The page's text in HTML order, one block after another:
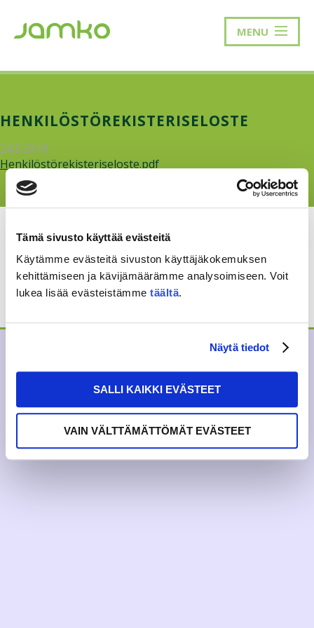
Tämä sivusto käyttää evästeitä
Käytämme evästeitä sivuston käyttäjäkokemuksen
kehittämiseen ja kävijämäärämme analysoimiseen. Voit
lukea lisää evästeistämme täältä.
Näytä tiedot
SALLI KAIKKI EVÄSTEET
VAIN VÄLTTÄMÄTTÖMÄT EVÄSTEET
MENU
HENKILÖSTÖREKISTERISELOSTE
24.5.2018
Henkilöstörekisteriseloste.pdf
RAKKAUDELLA,MEOM